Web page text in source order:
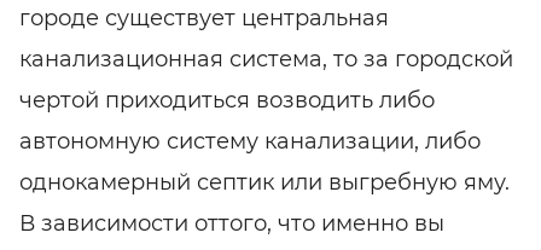
городе существует центральная
канализационная система, то за городской
чертой приходиться возводить либо
автономную систему канализации, либо
однокамерный септик или выгребную яму.
В зависимости оттого, что именно вы